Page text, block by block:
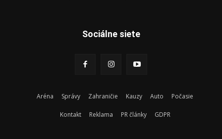
Sociálne siete
Aréna Správy Zahraničie Kauzy Auto Počasie
Kontakt Reklama PR články GDPR